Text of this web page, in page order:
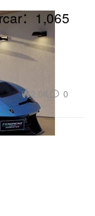
：1,065
2.0K 0